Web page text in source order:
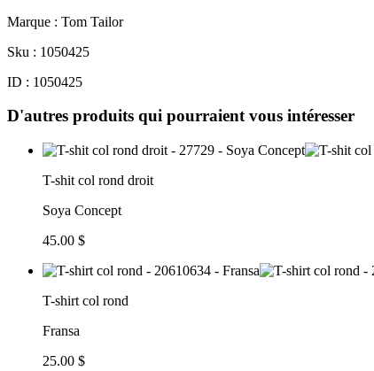
Marque : Tom Tailor
Sku : 1050425
ID : 1050425
D'autres produits qui pourraient vous intéresser
T-shit col rond droit
Soya Concept
45.00 $
T-shirt col rond
Fransa
25.00 $